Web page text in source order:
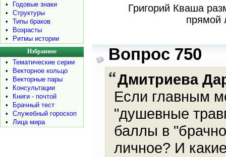
•
Годовые знаки
•
Структуры
•
Типы браков
•
Возрасты
•
Ритмы истории
Избранное
•
Тематические серии
•
Векторное кольцо
•
Векторные пары
•
Консультации
•
Книги - почтой
•
Брачный тест
•
Служебный гороскоп
•
Лица мира
Григорий Кваша
прямой
Вопрос 750
Дмитриева
Если главным
"душевные
баллы в
личное? И